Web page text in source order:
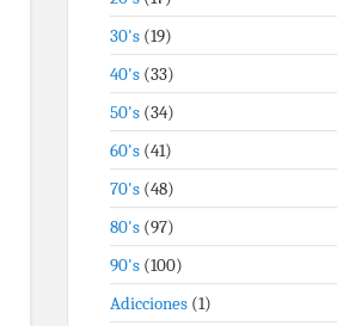
30's (19)
40's (33)
50's (34)
60's (41)
70's (48)
80's (97)
90's (100)
Adicciones (1)